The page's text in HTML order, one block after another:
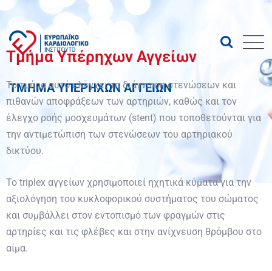
ΤΜΗΜΑ ΥΠΕΡΗΧΩΝ ΑΓΓΕΙΩΝ
Τμήμα Υπέρηχων Αγγείων
Το τμήμα αυτό ελέγχει τη διάγνωση στενώσεων και
πιθανών αποφράξεων των αρτηριών, καθώς και τον
έλεγχο ροής μοσχευμάτων (stent) που τοποθετούνται για
την αντιμετώπιση των στενώσεων του αρτηριακού
δικτύου.
Το triplex αγγείων χρησιμοποιεί ηχητικά κύματα για την
αξιολόγηση του κυκλοφορικού συστήματος του σώματος
και συμβάλλει στον εντοπισμό των φραγμών στις
αρτηρίες και τις φλέβες και στην ανίχνευση θρόμβου στο
αίμα.